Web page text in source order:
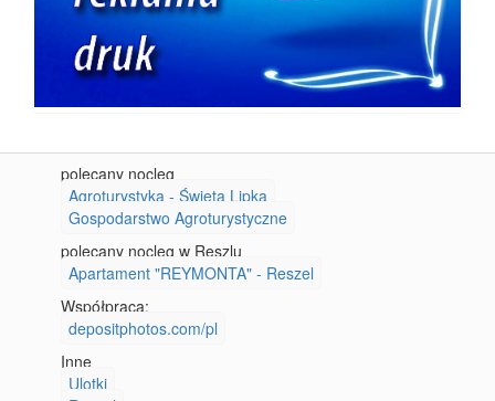
polecany nocleg
Agroturystyka - Święta Lipka
Gospodarstwo Agroturystyczne
polecany nocleg w Reszlu
Apartament "REYMONTA" - Reszel
Współpraca:
depositphotos.com/pl
Inne
Ulotki